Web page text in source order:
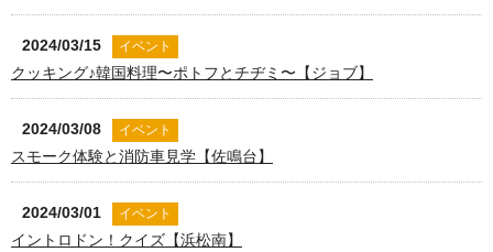
2024/03/15 イベント
クッキング♪韓国料理〜ポトフとチヂミ〜【ジョブ】
2024/03/08 イベント
スモーク体験と消防車見学【佐鳴台】
2024/03/01 イベント
イントロドン！クイズ【浜松南】